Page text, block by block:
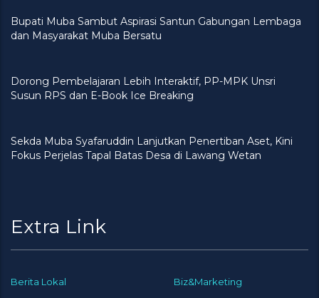
Bupati Muba Sambut Aspirasi Santun Gabungan Lembaga
dan Masyarakat Muba Bersatu
Dorong Pembelajaran Lebih Interaktif, PP-MPK Unsri
Susun RPS dan E-Book Ice Breaking
Sekda Muba Syafaruddin Lanjutkan Penertiban Aset, Kini
Fokus Perjelas Tapal Batas Desa di Lawang Wetan
Extra Link
Berita Lokal Biz&Marketing